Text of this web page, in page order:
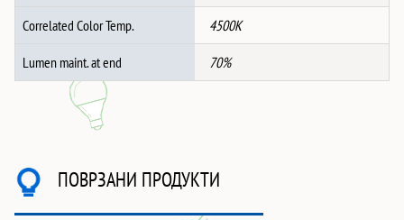
Correlated Color Temp. 4500K
Lumen maint. at end 70%
ПОВРЗАНИ ПРОДУКТИ